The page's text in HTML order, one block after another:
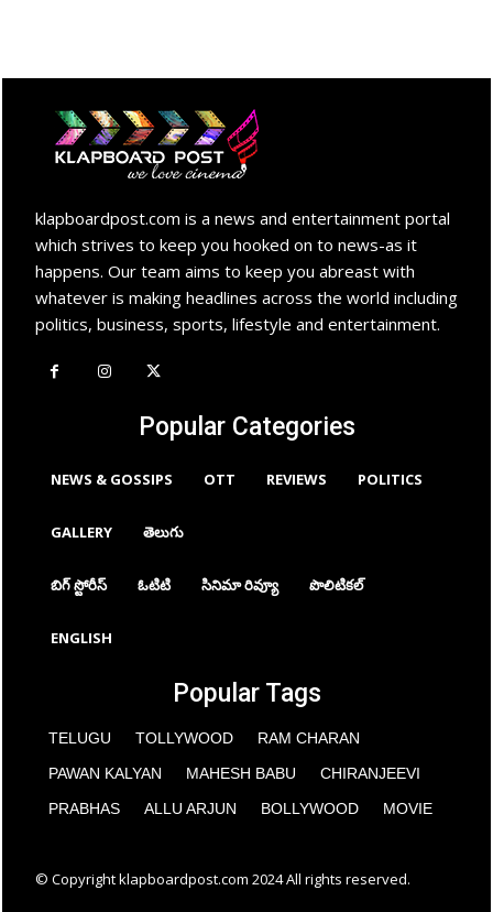
klapboardpost.com is a news and entertainment portal
which strives to keep you hooked on to news-as it
happens. Our team aims to keep you abreast with
whatever is making headlines across the world including
politics, business, sports, lifestyle and entertainment.
Popular Categories
NEWS & GOSSIPS OTT REVIEWS POLITICS
GALLERY తెలుగు
బిగ్ స్టోరీస్ ఓటిటి సినిమా రివ్యూ పొలిటికల్
ENGLISH
Popular Tags
TELUGU TOLLYWOOD
RAM CHARAN
PAWAN KALYAN
MAHESH BABU
CHIRANJEEVI
PRABHAS
ALLU ARJUN BOLLYWOOD MOVIE
© Copyright klapboardpost.com 2024 All rights reserved.